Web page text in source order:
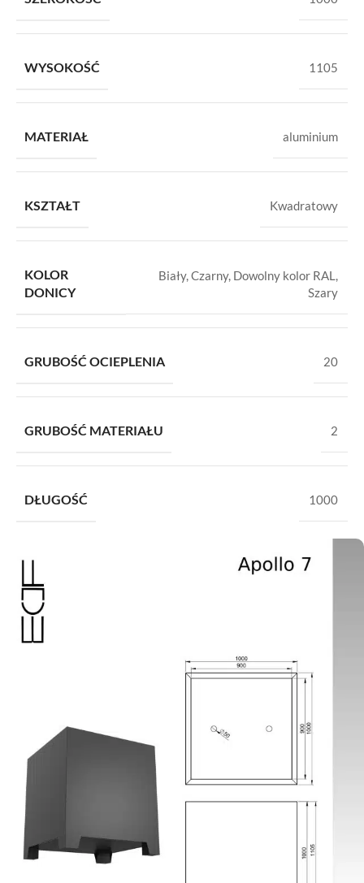
WYSOKOŚĆ 1105
MATERIAŁ aluminium
KSZTAŁT Kwadratowy
KOLOR
DONICY
Biały, Czarny, Dowolny kolor RAL
Szary
GRUBOŚĆ OCIEPLENIA 20
GRUBOŚĆ MATERIAŁU 2
DŁUGOŚĆ 1000